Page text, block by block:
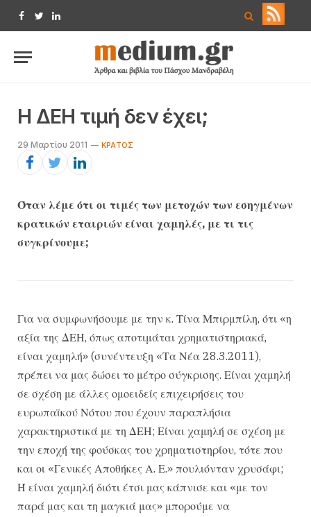
Facebook
TwitterLinkedIn
Η ΔΕΗ τιμή δεν έχει;
29 Μαρτίου 2011 ΚΡΆΤΟΣ
Όταν λέμε ότι οι τιμές των μετοχών των εσηγμένων
κρατικών εταιριών είναι χαμηλές, με τι τις
συγκρίνουμε;
Για να συμφωνήσουμε με την κ. Τίνα Μπιρμπίλη, ότι «η
αξία της ΔΕΗ, όπως αποτιμάται χρηματιστηριακά,
είναι χαμηλή» (συνέντευξη «Τα Νέα 28.3.2011),
πρέπει να μας δώσει το μέτρο σύγκρισης. Είναι χαμηλή
σε σχέση με άλλες ομοειδείς επιχειρήσεις του
ευρωπαϊκού Νότου που έχουν παραπλήσια
χαρακτηριστικά με τη ΔΕΗ; Είναι χαμηλή σε σχέση με
την εποχή της φούσκας του χρηματιστηρίου, τότε που
και οι «Γενικές Αποθήκες Α. Ε.» πουλιόνταν χρυσάφι;
Ή είναι χαμηλή διότι έτσι μας κάπνισε και «με τον
παρά μας και τη μαγκιά μας» μπορούμε να